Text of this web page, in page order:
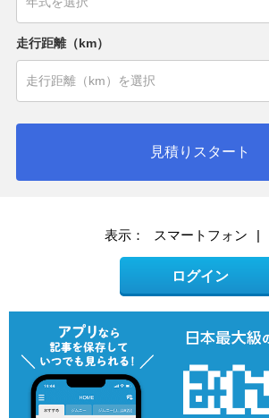
走行距離（km）
見積りスタート
表示： スマートフォン |
ログイン